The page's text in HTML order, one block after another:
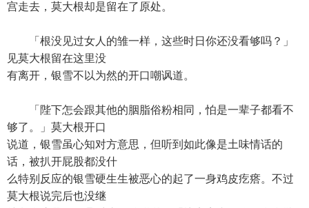
宫走去，莫大根却是留在了原处。
「根没见过女人的雏一样，这些时日你还没看够吗？」
见莫大根留在这里没
有离开，银雪不以为然的开口嘲讽道。
「陛下怎会跟其他的胭脂俗粉相同，怕是一辈子都看不
够了。」莫大根开口
说道，银雪虽心知对方意思，但听到如此像是土味情话的
话，被扒开屁股都没什
么特别反应的银雪硬生生被恶心的起了一身鸡皮疙瘩。不过
莫大根说完后也没继